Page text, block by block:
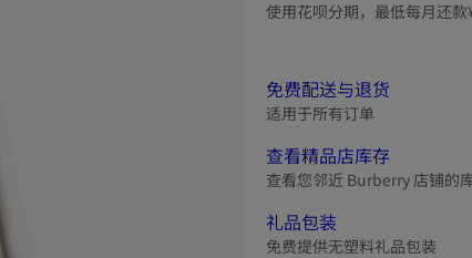
使用花呗分期，最低每月还款
免费配送与退货
适用于所有订单
查看精品店库存
查看您邻近 Burberry 店铺的
礼品包装
免费提供无塑料礼品包装